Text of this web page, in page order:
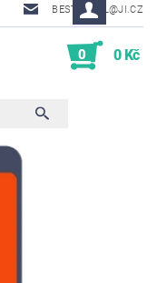
BESTMOBIL@JI.CZ
0 0 Kč